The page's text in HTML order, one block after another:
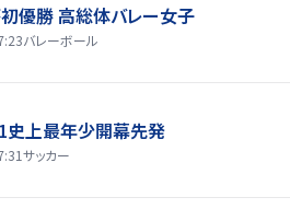
優勝 高総体バレー女子
バレーボール
史上最年少開幕先発
サッカー